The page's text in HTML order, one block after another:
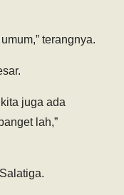
terangnya.
juga ada
lah,”